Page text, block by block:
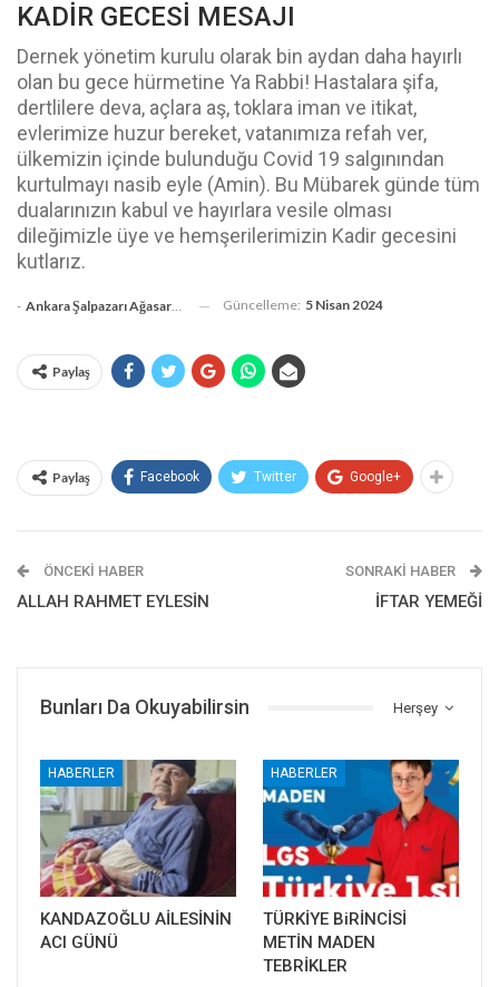
KADİR GECESİ MESAJI
Dernek yönetim kurulu olarak bin aydan daha hayırlı
olan bu gece hürmetine Ya Rabbi! Hastalara şifa,
dertlilere deva, açlara aş, toklara iman ve itikat,
evlerimize huzur bereket, vatanımıza refah ver,
ülkemizin içinde bulunduğu Covid 19 salgınından
kurtulmayı nasib eyle (Amin). Bu Mübarek günde tüm
dualarınızın kabul ve hayırlara vesile olması
dileğimizle üye ve hemşerilerimizin Kadir gecesini
kutlarız.
- Ankara Şalpazarı Ağasarlılar Eğitim Kültür Ve Dayanışma Derneği Güncelleme: 5 Nisan 2024
Paylaş
Paylaş Facebook Twitter Google+
ÖNCEKI HABER
ALLAH RAHMET EYLESİN
SONRAKI HABER
İFTAR YEMEĞİ
Herşey
Bunları Da Okuyabilirsin
HABERLER
KANDAZOĞLU AİLESİNİN
ACI GÜNÜ
HABERLER
TÜRKİYE BiRİNCİSİ
METİN MADEN
TEBRİKLER